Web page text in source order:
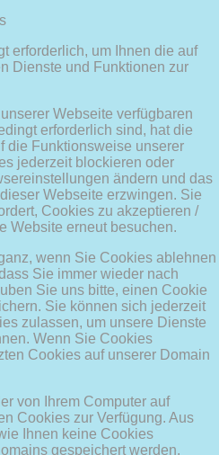
erforderlich, um Ihnen die auf
Dienste und Funktionen zur
Webseite verfügbaren
erforderlich sind, hat die
die Funktionsweise unserer
jederzeit blockieren oder
ändern und das
Webseite erzwingen. Sie
Cookies zu akzeptieren /
Website erneut besuchen.
wenn Sie Cookies ablehnen
Sie immer wieder nach
Sie uns bitte, einen Cookie
Sie können sich jederzeit
zulassen, um unsere Dienste
Wenn Sie Cookies
Cookies auf unserer Domain
von Ihrem Computer auf
Cookies zur Verfügung. Aus
Ihnen keine Cookies
gespeichert werden.